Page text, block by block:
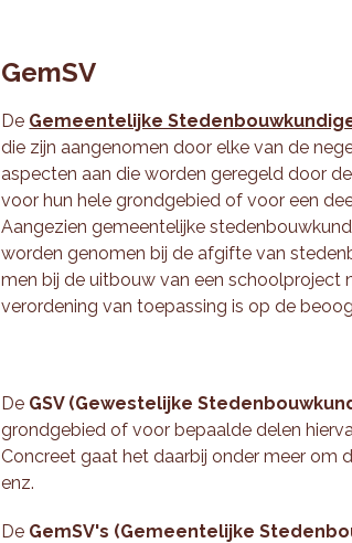
GemSV
De Gemeentelijke
die zijn aangenomen door elke van de
aspecten aan die worden geregeld door
voor hun hele grondgebied of voor een
Aangezien gemeentelijke
worden genomen bij de afgifte van
men bij de uitbouw van een
verordening van toepassing is op de
De GSV (Gewestelijke
grondgebied of voor bepaalde delen
Concreet gaat het daarbij onder meer om
enz.
De GemSV's (Gemeentelijke